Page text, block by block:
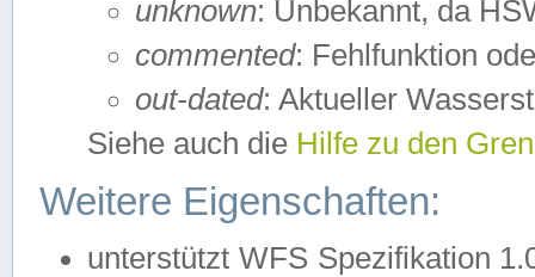
unknown: Unbekannt, da
commented: Fehlfunktion
out-dated: Aktueller
Siehe auch die Hilfe zu den
Weitere Eigenschaften:
unterstützt WFS Spezifikation